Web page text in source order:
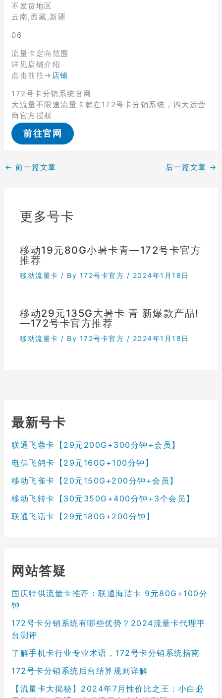
不发货地区
云南,西藏,新疆
06
流量卡定向范围
详见店铺介绍
点击前往→ 店铺
172号卡分销系统官网
大流量不限速流量卡就在172号卡分销系统，四大运营
商官方授权
前往官网
← 前一篇文章 后一篇文章 →
更多号卡
移动19元80G小暑卡青—172号卡官方
推荐
移动流量卡 / By 172号卡官方 / 2024年1月18日
移动29元135G大暑卡 青 新爆款产品!
—172号卡官方推荐
移动流量卡 / By 172号卡官方 / 2024年1月18日
最新号卡
联通飞蓉卡【29元200G+300分钟+会员】
电信飞鸽卡【29元160G+100分钟】
移动飞雀卡【20元150G+200分钟+会员】
移动飞转卡【30元350G+400分钟+3个会员】
联通飞话卡【29元180G+200分钟】
网站答疑
国庆特供流量卡推荐：联通海洁卡 9元80G+100分
钟
172号卡分销系统有哪些优势？2024流量卡代理平
台测评
了解手机卡行业专业术语，172号卡分销系统指南
172号卡分销系统后台结算规则详解
【流量卡大揭秘】2024年7月性价比之王：小白必